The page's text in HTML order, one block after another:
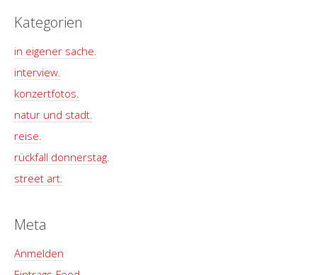
Kategorien
in eigener sache.
interview.
konzertfotos.
natur und stadt.
reise.
rückfall donnerstag.
street art.
Meta
Anmelden